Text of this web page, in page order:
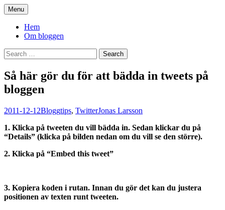
Skip
to
content
You. Me. We.
Menu
Hem
Om bloggen
Search
for:
Så här gör du för att bädda in tweets på
bloggen
2011-12-12Bloggtips, TwitterJonas Larsson
1. Klicka på tweeten du vill bädda in. Sedan klickar du på
“Details” (klicka på bilden nedan om du vill se den större).
2. Klicka på “Embed this tweet”
3. Kopiera koden i rutan. Innan du gör det kan du justera
positionen av texten runt tweeten.